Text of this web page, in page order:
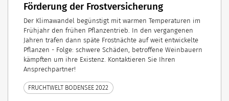
Förderung der Frostversicherung
Der Klimawandel begünstigt mit warmen Temperaturen im
Frühjahr den frühen Pflanzentrieb. In den vergangenen
Jahren trafen dann späte Frostnächte auf weit entwickelte
Pflanzen - Folge: schwere Schäden, betroffene Weinbauern
kämpften um ihre Existenz. Kontaktieren Sie Ihren
Ansprechpartner!
FRUCHTWELT BODENSEE 2022